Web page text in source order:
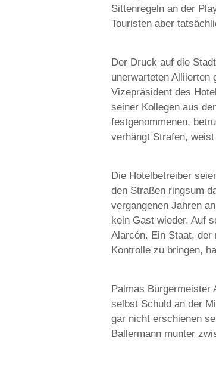
Sittenregeln an der
Touristen aber
Der Druck auf die
unerwarteten Alliierten
Vizepräsident des
seiner Kollegen aus
festgenommenen,
verhängt Strafen,
Die Hotelbetreiber
den Straßen ringsum
vergangenen Jahren
kein Gast wieder. Auf
Alarcón. Ein Staat,
Kontrolle zu bringen,
Palmas Bürgermeister
selbst Schuld an der
gar nicht erschienen
Ballermann munter